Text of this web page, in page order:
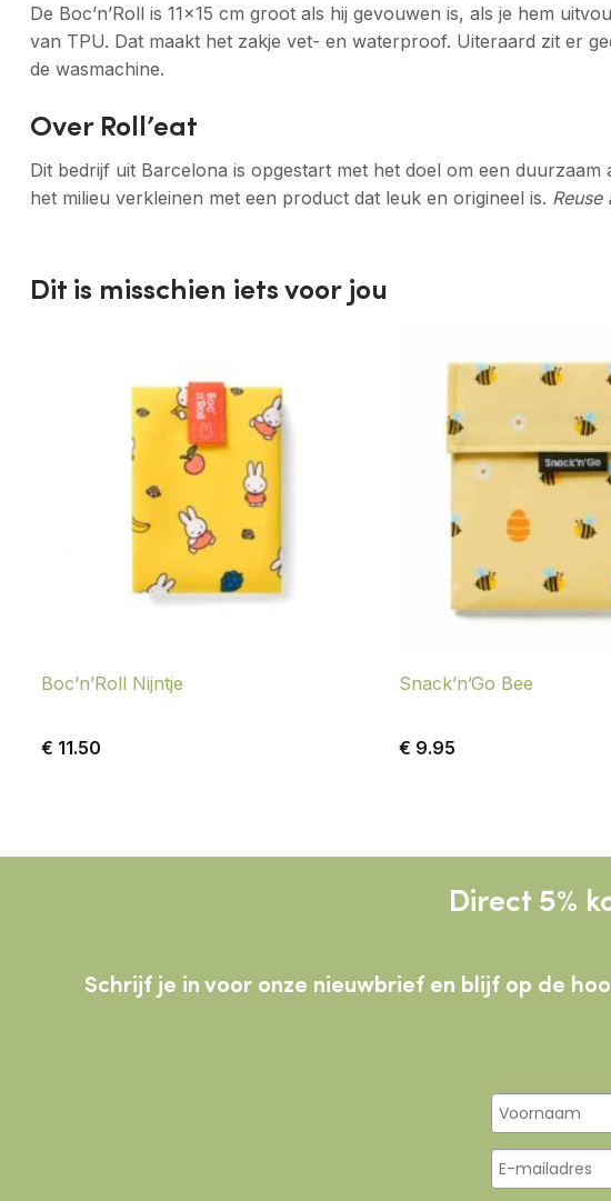
De Boc’n’Roll is 11×15 cm groot als hij gevouwen is, als je hem
van TPU. Dat maakt het zakje vet- en waterproof. Uiteraard zit er
de wasmachine.
Over Roll’eat
Dit bedrijf uit Barcelona is opgestart met het doel om een
het milieu verkleinen met een product dat leuk en origineel is.
Dit is misschien iets voor jou
Boc’n’Roll Nijntje
€ 11.50
Snack’n’Go Bee
€ 9.95
Direct 5%
Schrijf je in voor onze nieuwbrief en blijf op de